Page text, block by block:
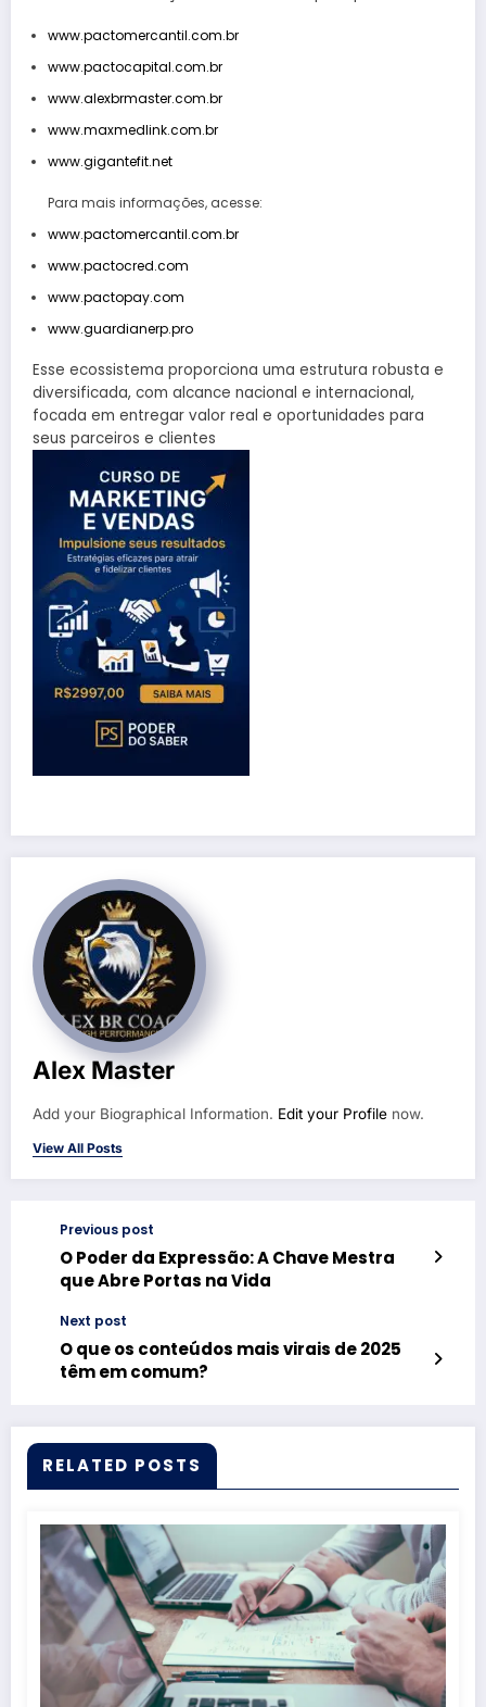
www.pactomercantil.com.br
www.pactocapital.com.br
www.alexbrmaster.com.br
www.maxmedlink.com.br
www.gigantefit.net
Para mais informações, acesse:
www.pactomercantil.com.br
www.pactocred.com
www.pactopay.com
www.guardianerp.pro
Esse ecossistema proporciona uma estrutura robusta e
diversificada, com alcance nacional e internacional,
focada em entregar valor real e oportunidades para
seus parceiros e clientes
Alex Master
Add your Biographical Information. Edit your Profile now.
View All Posts
Previous post
O Poder da Expressão: A Chave Mestra
que Abre Portas na Vida
Next post
O que os conteúdos mais virais de 2025
têm em comum?
RELATED POSTS